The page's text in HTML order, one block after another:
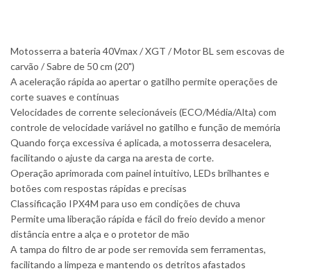
Motosserra a bateria 40Vmax / XGT / Motor BL sem escovas de
carvão / Sabre de 50 cm (20")
A aceleração rápida ao apertar o gatilho permite operações de
corte suaves e contínuas
Velocidades de corrente selecionáveis (ECO/Média/Alta) com
controle de velocidade variável no gatilho e função de memória
Quando força excessiva é aplicada, a motosserra desacelera,
facilitando o ajuste da carga na aresta de corte.
Operação aprimorada com painel intuitivo, LEDs brilhantes e
botões com respostas rápidas e precisas
Classificação IPX4M para uso em condições de chuva
Permite uma liberação rápida e fácil do freio devido a menor
distância entre a alça e o protetor de mão
A tampa do filtro de ar pode ser removida sem ferramentas,
facilitando a limpeza e mantendo os detritos afastados